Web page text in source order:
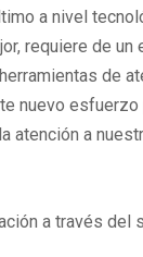
a nivel
requiere de
de
nuevo
atención a
a través del